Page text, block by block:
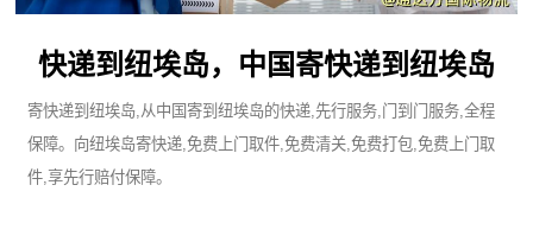
快递到纽埃岛，中国寄快递到纽埃岛
寄快递到纽埃岛,从中国寄到纽埃岛的快递,先行服务,门到门服务,全程
保障。向纽埃岛寄快递,免费上门取件,免费清关,免费打包,免费上门取
件,享先行赔付保障。